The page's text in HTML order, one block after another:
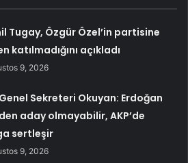
Tugay, Özgür Özel’in partisine
katılmadığını açıkladı
9, 2026
Sekreteri Okuyan: Erdoğan
aday olmayabilir, AKP’de
sertleşir
9, 2026